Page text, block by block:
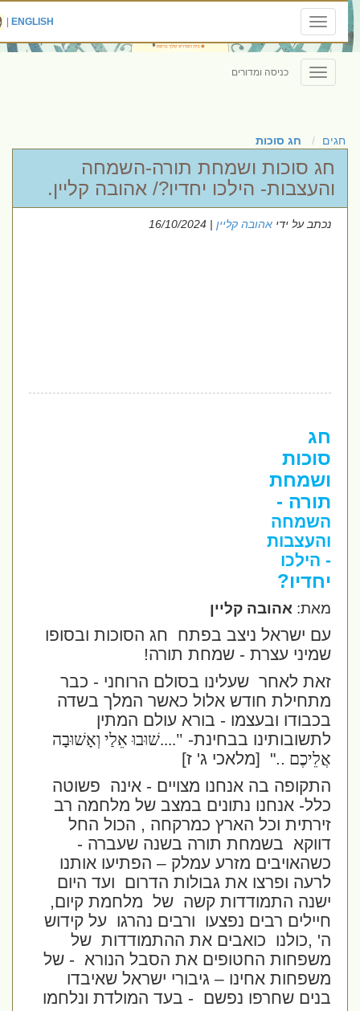
Toggle
navigation
ENGLISH
|
Toggle
navigation
כניסה ומדורים
חגים חג סוכות
חג סוכות ושמחת תורה-השמחה
והעצבות- הילכו יחדיו?/ אהובה קליין.
נכתב על ידיאהובה קליין| 16/10/2024
חג
סוכות
ושמחת
תורה -
השמחה
והעצבות
- הילכו
יחדיו?
מאת:אהובה קליין
עם ישראל ניצב בפתח חג הסוכות ובסופו
שמיני עצרת - שמחת תורה!
זאת לאחר שעלינו בסולם הרוחני - כבר
מתחילת חודש אלול כאשר המלך בשדה
בכבודו ובעצמו - בורא עולם המתין
לתשובותינו בבחינת-"....שׁוּבוּ אֵלַי וְאָשׁוּבָה
אֲלֵיכֶם.." [מלאכי ג' ז]
התקופה בה אנחנו מצויים - אינה פשוטה
כלל- אנחנו נתונים במצב של מלחמה רב
זירתית וכל הארץ כמרקחה , הכול החל
דווקא בשמחת תורה בשנה שעברה -
כשהאויבים מזרע עמלק – הפתיעו אותנו
לרעה ופרצו את גבולות הדרום ועד היום
ישנה התמודדות קשה של מלחמת קיום,
חיילים רבים נפצעו ורבים נהרגו על קידוש
ה' ,כולנו כואבים את ההתמודדות של
משפחות החטופים את הסבל הנורא - של
משפחות אחינו – גיבורי ישראל שאיבדו
בנים שחרפו נפשם - בעד המולדת ונלחמו